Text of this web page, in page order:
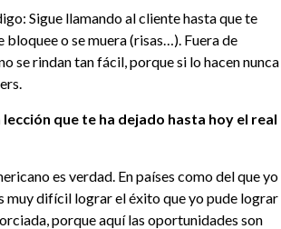
Sigue llamando al cliente hasta que te
bloquee o se muera (risas…). Fuera de
se rindan tan fácil, porque si lo hacen nunca
lección que te ha dejado hasta hoy el real
es verdad. En países como del que yo
muy difícil lograr el éxito que yo pude lograr
porque aquí las oportunidades son